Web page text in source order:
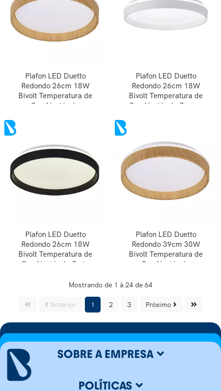
Plafon LED Duetto
Redondo 26cm 18W
Bivolt Temperatura de
Cor Ajustável -
Plafon LED Duetto
Redondo 26cm 18W
Bivolt Temperatura de
Cor Ajustável - Branco
Plafon LED Duetto
Redondo 26cm 18W
Bivolt Temperatura de
Cor Ajustável - Preto
Plafon LED Duetto
Redondo 39cm 30W
Bivolt Temperatura de
Cor Ajustável -
Mostrando de 1 à 24 de 64
Anterior 1 2 3 Próximo
SOBRE A EMPRESA
POLÍTICAS